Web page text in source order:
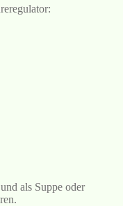
als Suppe oder